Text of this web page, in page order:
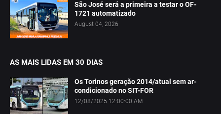
São José será a primeira a testar o OF-
1721 automatizado
August 04, 2026
AS MAIS LIDAS EM 30 DIAS
Os Torinos geração 2014/atual sem ar-
condicionado no SIT-FOR
12/08/2025 12:00:00 AM